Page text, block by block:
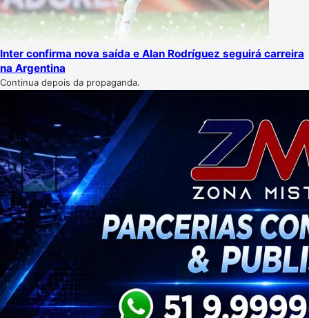
Inter confirma nova saída e Alan Rodríguez seguirá carreira
na Argentina
Continua depois da propaganda.